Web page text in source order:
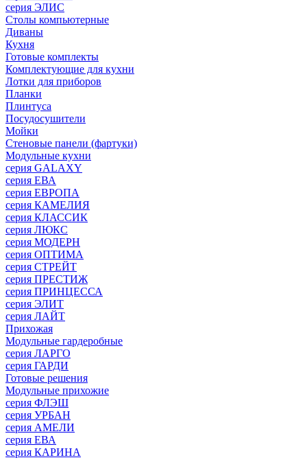
серия ЭЛИС
Столы компьютерные
Диваны
Кухня
Готовые комплекты
Комплектующие для кухни
Лотки для приборов
Планки
Плинтуса
Посудосушители
Мойки
Стеновые панели (фартуки)
Mодульные кухни
серия GALAXY
серия ЕВА
серия ЕВРОПА
серия КАМЕЛИЯ
серия КЛАССИК
серия ЛЮКС
серия МОДЕРН
серия ОПТИМА
серия СТРЕЙТ
серия ПРЕСТИЖ
серия ПРИНЦЕССА
серия ЭЛИТ
серия ЛАЙТ
Прихожая
Модульные гардеробные
серия ЛАРГО
серия ГАРДИ
Готовые решения
Модульные прихожие
серия ФЛЭШ
серия УРБАН
серия АМЕЛИ
серия ЕВА
серия КАРИНА